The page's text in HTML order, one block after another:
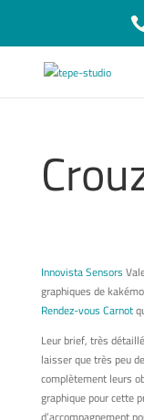
Innovista Sensors
graphiques de
Rendez-vous Carnot
Leur brief, très
laisser que très peu
complètement leurs
graphique pour cette